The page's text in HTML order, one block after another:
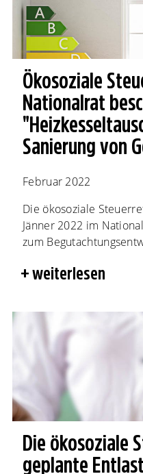
Ökosoziale
Nationalrat
Sanierung von
Februar 2022
Die ökosoziale
Jänner 2022 im
zum
weiterlesen
Die ökosoziale
geplante